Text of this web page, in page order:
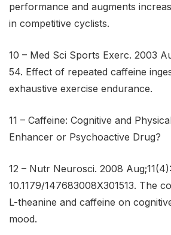
performance and augments
in competitive cyclists.
10 – Med Sci Sports Exerc. 2003
54. Effect of repeated caffeine
exhaustive exercise endurance.
11 – Caffeine: Cognitive and
Enhancer or Psychoactive Drug?
12 – Nutr Neurosci. 2008
10.1179/147683008X301513. The
L-theanine and caffeine on
mood.